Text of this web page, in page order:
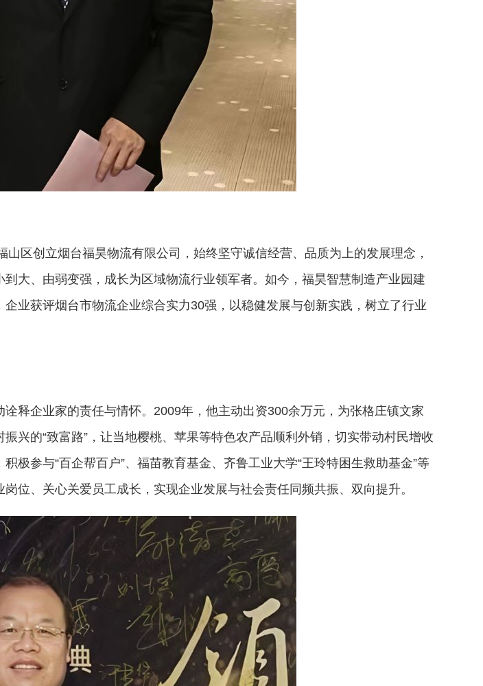
区创立烟台福昊物流有限公司，始终坚守诚信经营、品质为上的发展理念，
大、由弱变强，成长为区域物流行业领军者。如今，福昊智慧制造产业园建
业获评烟台市物流企业综合实力30强，以稳健发展与创新实践，树立了行业
释企业家的责任与情怀。2009年，他主动出资300余万元，为张格庄镇文家
兴的“致富路”，让当地樱桃、苹果等特色农产品顺利外销，切实带动村民增收
极参与“百企帮百户”、福苗教育基金、齐鲁工业大学“王玲特困生救助基金”等
位、关心关爱员工成长，实现企业发展与社会责任同频共振、双向提升。